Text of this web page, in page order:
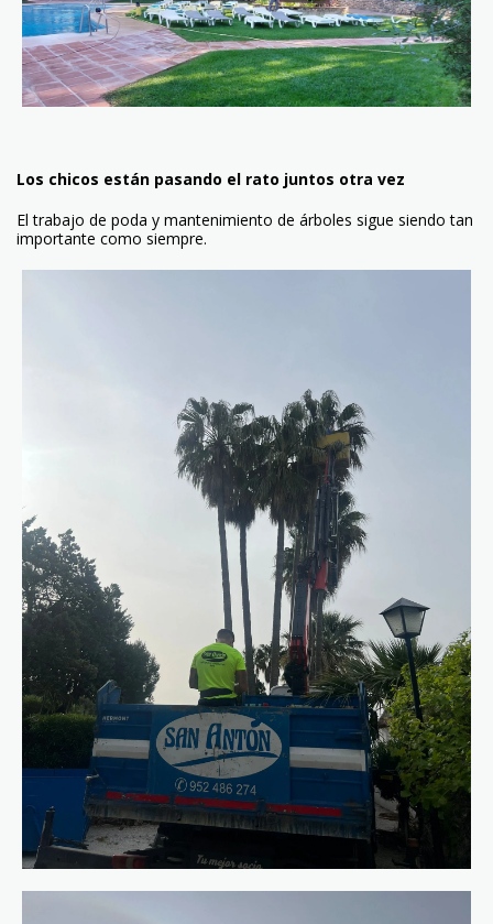
Los chicos están pasando el rato juntos otra vez
El trabajo de poda y mantenimiento de árboles sigue siendo tan
importante como siempre.